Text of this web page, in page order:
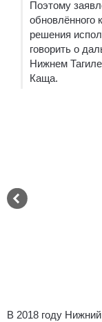
Поэтому
обновлённого
решения
говорить о
Нижнем
Каща.
В 2018 году